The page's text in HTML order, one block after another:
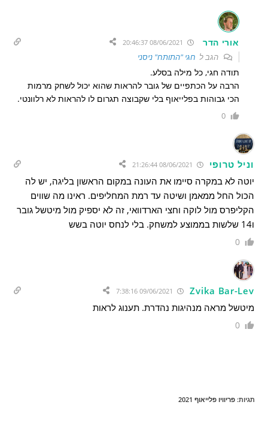
אורי הדר
הגב ל חגי "התותח" ניסני
תודה חגי, כל מילה בסלע.
הרבה על הכתפיים של גובר להראות שהוא יכול לשחק מרמות
הכי גבוהות בפלייאוף בלי שקבוצה תגרום לו להראות לא רלוונטי.
0
וניל טרופי
יוטה לא במקרה סיימו את העונה במקום הראשון בליגה, יש לה
הכול החל ממאמן ושיטה עד רמת המחליפים. ראינו מה שווים
הקליפרס מול לוקה וחצי הארדוואי, זה לא יספיק מול מיטשל גובר
ו14 שלשות בממוצע למשחק. בלי לנחס יוטה בשש
0
Zvika Bar-Lev
מיטשל מראה מנהיגות נהדרת. תענוג לראות
0
תגיות:פריוויו פלייאוף 2021